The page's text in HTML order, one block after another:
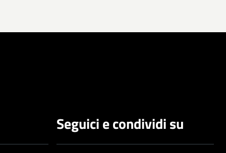
Seguici e condividi su